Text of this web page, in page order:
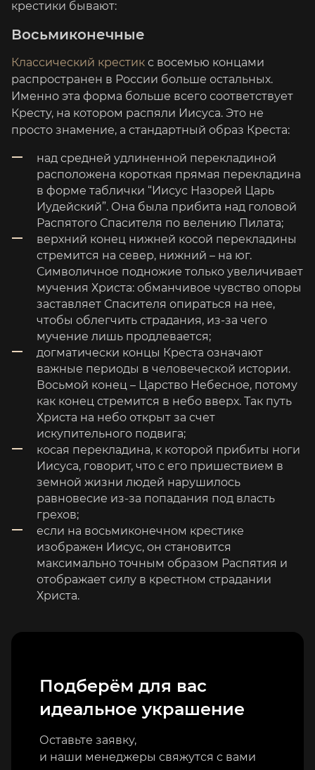
крестики бывают:
Восьмиконечные
Классический крестик с восемью концами
распространен в России больше остальных.
Именно эта форма больше всего соответствует
Кресту, на котором распяли Иисуса. Это не
просто знамение, а стандартный образ Креста:
над средней удлиненной перекладиной
расположена короткая прямая перекладина
в форме таблички “Иисус Назорей Царь
Иудейский”. Она была прибита над головой
Распятого Спасителя по велению Пилата;
верхний конец нижней косой перекладины
стремится на север, нижний – на юг.
Символичное подножие только увеличивает
мучения Христа: обманчивое чувство опоры
заставляет Спасителя опираться на нее,
чтобы облегчить страдания, из-за чего
мучение лишь продлевается;
догматически концы Креста означают
важные периоды в человеческой истории.
Восьмой конец – Царство Небесное, потому
как конец стремится в небо вверх. Так путь
Христа на небо открыт за счет
искупительного подвига;
косая перекладина, к которой прибиты ноги
Иисуса, говорит, что с его пришествием в
земной жизни людей нарушилось
равновесие из-за попадания под власть
грехов;
если на восьмиконечном крестике
изображен Иисус, он становится
максимально точным образом Распятия и
отображает силу в крестном страдании
Христа.
Подберём для вас
идеальное украшение
Оставьте заявку,
и наши менеджеры свяжутся с вами